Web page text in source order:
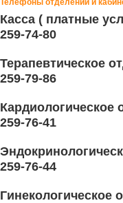
Телефоны отделений и
Касса ( платные
259-74-80
Терапевтическое
259-79-86
Кардиологическое
259-76-41
259-76-44
Гинекологическое